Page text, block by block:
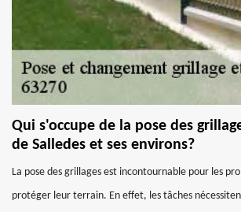
Qui s'occupe de la pose des
de Salledes et ses environs?
La pose des grillages est incontournable pour les
protéger leur terrain. En effet, les tâches